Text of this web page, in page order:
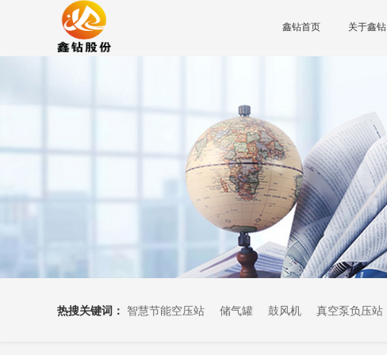
鑫钻首页 关于鑫钻
热搜关键词： 智慧节能空压站 储气罐 鼓风机 真空泵负压站